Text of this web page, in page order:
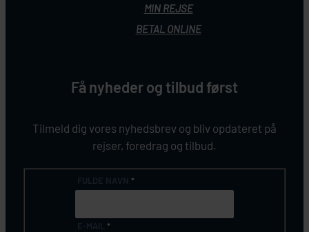
MIN REJSE
BETAL ONLINE
Få nyheder og tilbud først
Tilmeld dig vores nyhedsbrev og bliv opdateret på
rejser, foredrag og tilbud.
*
*